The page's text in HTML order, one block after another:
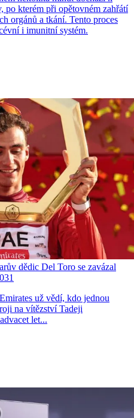
po kterém při opětovném zahřátí
orgánů a tkání. Tento proces
i imunitní systém.
dědic Del Toro se zavázal
už vědí, kdo jednou
na vítězství Tadeji
let...